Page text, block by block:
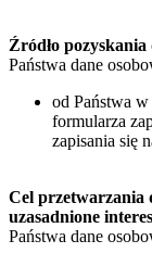
Źródło
Państwa dane
od Państwa
formularza
zapisania się
Cel przetwarzania
uzasadnione
Państwa dane